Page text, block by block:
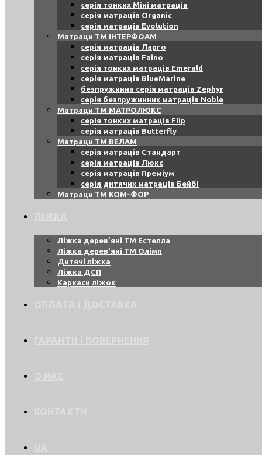
серія тонких Міні матраців
серія матраців Organic
серія матраців Evolution
Матраци ТМ ІНТЕРФОАМ
серія матраців Ларго
серія матраців Faino
серія тонких матраців Emerald
серія матраців BlueMarine
безпружинна серія матраців Zephyr
серія безпружинних матраців Noble
Матраци ТМ МАТРОЛЮКС
серія тонких матраців Flip
серія матраців Butterfly
Матраци ТМ ВЕЛАМ
серія матраців Стандарт
серія матраців Люкс
серія матраців Преміум
серія дитячих матраців Бейбі
Матраци ТМ КОМ-ФОР
Ліжка дерев’яні ТМ Естелла
Ліжка дерев’яні ТМ Олімп
Дитячі ліжка
Ліжка ДСП
Каркаси ліжок